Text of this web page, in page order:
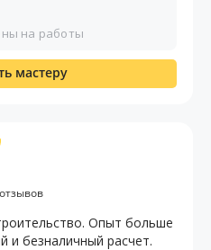
на работы
мастеру
отзывов
Опыт больше
и безналичный расчет.